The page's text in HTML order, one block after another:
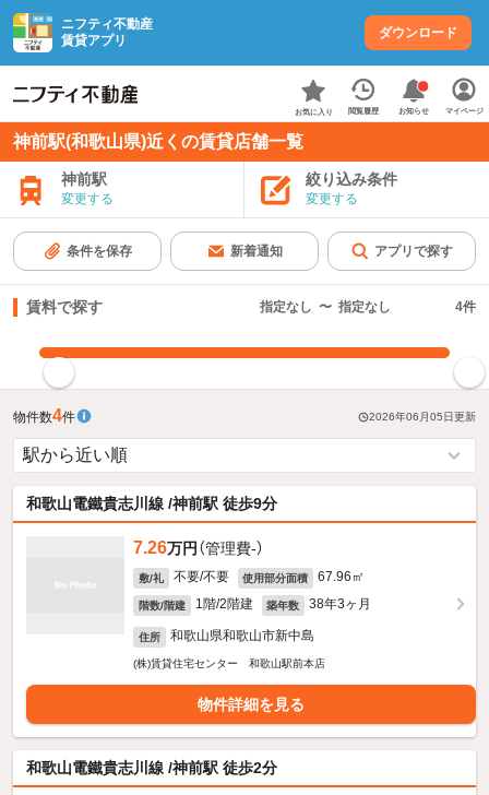
ニフティ不動産
賃貸アプリ
ダウンロード
お気に入り 閲覧履歴 お知らせ マイページ
神前駅(和歌山県)近くの賃貸店舗一覧
神前駅
変更する
絞り込み条件
変更する
条件を保存 新着通知 アプリで探す
賃料で探す 指定なし 〜 指定なし 4件
物件数4件 2026年06月05日更新
和歌山電鐵貴志川線 /神前駅 徒歩9分
7.26万円 （管理費-）
敷/礼 不要/不要 使用部分面積 67.96㎡
階数/階建 1階/2階建 築年数 38年3ヶ月
住所 和歌山県和歌山市新中島
(株)賃貸住宅センター 和歌山駅前本店
物件詳細を見る
和歌山電鐵貴志川線 /神前駅 徒歩2分